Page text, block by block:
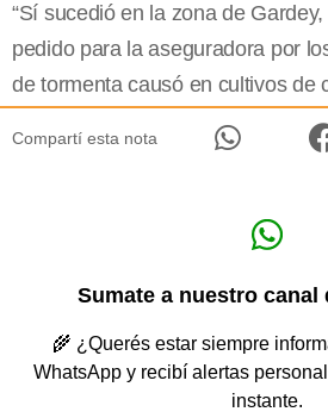
“Sí sucedió en la zona de
pedido para la aseguradora por
de tormenta causó en cultivos de
Compartí esta nota
Sumate a nuestro canal
🌾 ¿Querés estar siempre
WhatsApp y recibí alertas
instante.